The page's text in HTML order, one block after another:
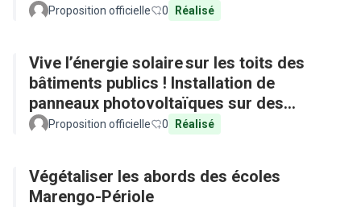
Proposition officielle 0 Réalisé
Vive l’énergie solaire sur les toits des
bâtiments publics ! Installation de
panneaux photovoltaïques sur des
équipements publics
Proposition officielle 0 Réalisé
Végétaliser les abords des écoles
Marengo-Périole